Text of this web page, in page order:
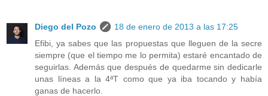
Diego del Pozo
18 de enero de 2013 a las 17:25
Efibi, ya sabes que las propuestas que lleguen de la secre
siempre (que el tiempo me lo permita) estaré encantado de
seguirlas. Además que después de quedarme sin dedicarle
unas líneas a la 4ªT como que ya iba tocando y había
ganas de hacerlo.